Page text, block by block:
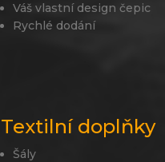
Váš vlastní design čepic
Rychlé dodání
Textilní doplňky
Šály